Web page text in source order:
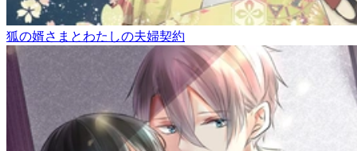
狐の婿さまとわたしの夫婦契約